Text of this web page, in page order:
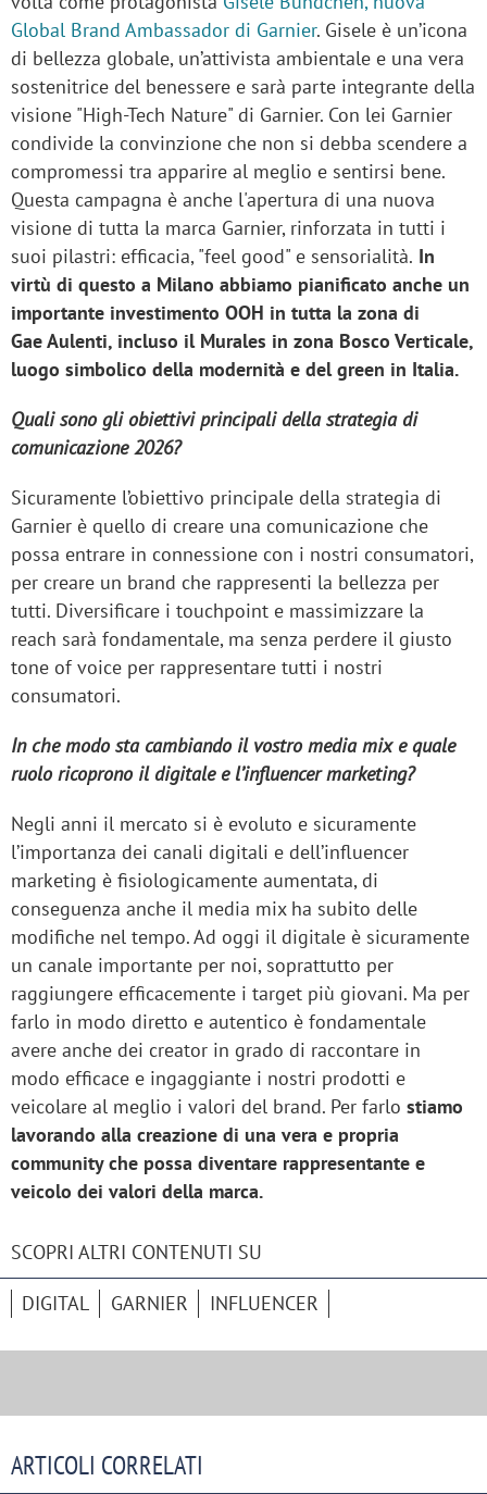
Global Brand Ambassador di Garnier. Gisele è un’icona
di bellezza globale, un’attivista ambientale e una vera
sostenitrice del benessere e sarà parte integrante della
visione "High-Tech Nature" di Garnier. Con lei Garnier
condivide la convinzione che non si debba scendere a
compromessi tra apparire al meglio e sentirsi bene.
Questa campagna è anche l'apertura di una nuova
visione di tutta la marca Garnier, rinforzata in tutti i
suoi pilastri: efficacia, "feel good" e sensorialità. In
virtù di questo a Milano abbiamo pianificato anche un
importante investimento OOH in tutta la zona di
Gae Aulenti, incluso il Murales in zona Bosco Verticale,
luogo simbolico della modernità e del green in Italia.
Quali sono gli obiettivi principali della strategia di
comunicazione 2026?
Sicuramente l’obiettivo principale della strategia di
Garnier è quello di creare una comunicazione che
possa entrare in connessione con i nostri consumatori,
per creare un brand che rappresenti la bellezza per
tutti. Diversificare i touchpoint e massimizzare la
reach sarà fondamentale, ma senza perdere il giusto
tone of voice per rappresentare tutti i nostri
consumatori.
In che modo sta cambiando il vostro media mix e quale
ruolo ricoprono il digitale e l’influencer marketing?
Negli anni il mercato si è evoluto e sicuramente
l’importanza dei canali digitali e dell’influencer
marketing è fisiologicamente aumentata, di
conseguenza anche il media mix ha subito delle
modifiche nel tempo. Ad oggi il digitale è sicuramente
un canale importante per noi, soprattutto per
raggiungere efficacemente i target più giovani. Ma per
farlo in modo diretto e autentico è fondamentale
avere anche dei creator in grado di raccontare in
modo efficace e ingaggiante i nostri prodotti e
veicolare al meglio i valori del brand. Per farlo stiamo
lavorando alla creazione di una vera e propria
community che possa diventare rappresentante e
veicolo dei valori della marca.
SCOPRI ALTRI CONTENUTI SU
DIGITAL GARNIER INFLUENCER
ARTICOLI CORRELATI